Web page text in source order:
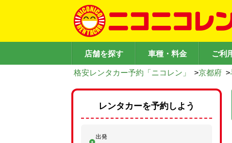
店舗を探す 車種・料金 ご利
格安レンタカー予約「ニコレン」 >京都府 >
レンタカーを予約しよう
出発